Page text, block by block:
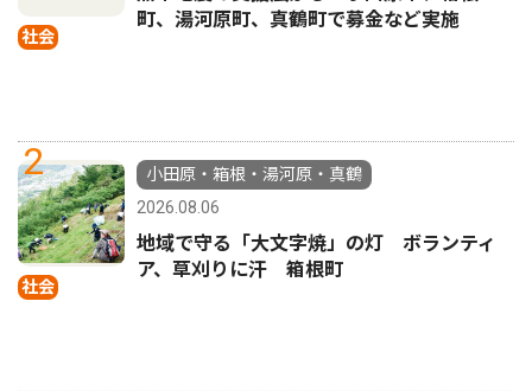
社会
町、湯河原町、真鶴町で募金など実施
2
社会
小田原・箱根・湯河原・真鶴
2026.08.06
地域で守る「大文字焼」の灯 ボランティ
ア、草刈りに汗 箱根町